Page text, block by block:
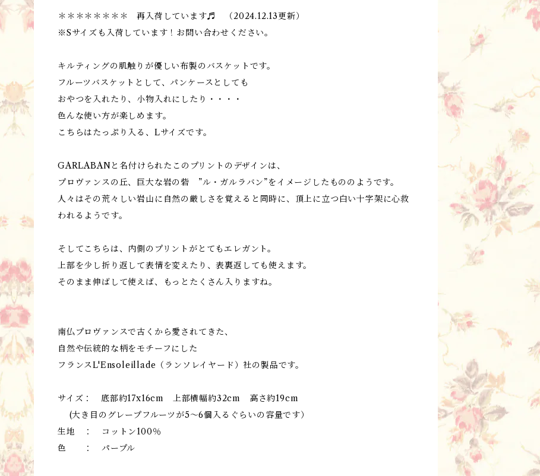
＊＊＊＊＊＊＊＊ 再入荷しています♬ （2024.12.13更新）
※Sサイズも入荷しています！お問い合わせください。
キルティングの肌触りが優しい布製のバスケットです。
フルーツバスケットとして、パンケースとしても
おやつを入れたり、小物入れにしたり・・・・
色んな使い方が楽しめます。
こちらはたっぷり入る、Lサイズです。
GARLABANと名付けられたこのプリントのデザインは、
プロヴァンスの丘、巨大な岩の砦 ”ル・ガルラバン”をイメージしたもののようです。
人々はその荒々しい岩山に自然の厳しさを覚えると同時に、頂上に立つ白い十字架に心救
われるようです。
そしてこちらは、内側のプリントがとてもエレガント。
上部を少し折り返して表情を変えたり、表裏返しても使えます。
そのまま伸ばして使えば、もっとたくさん入りますね。
南仏プロヴァンスで古くから愛されてきた、
自然や伝統的な柄をモチーフにした
フランスL'Ensoleillade（ランソレイヤード）社の製品です。
サイズ： 底部約17x16cm 上部横幅約32cm 高さ約19cm
(大き目のグレープフルーツが5～6個入るぐらいの容量です）
生地 ： コットン100％
色 ： パープル